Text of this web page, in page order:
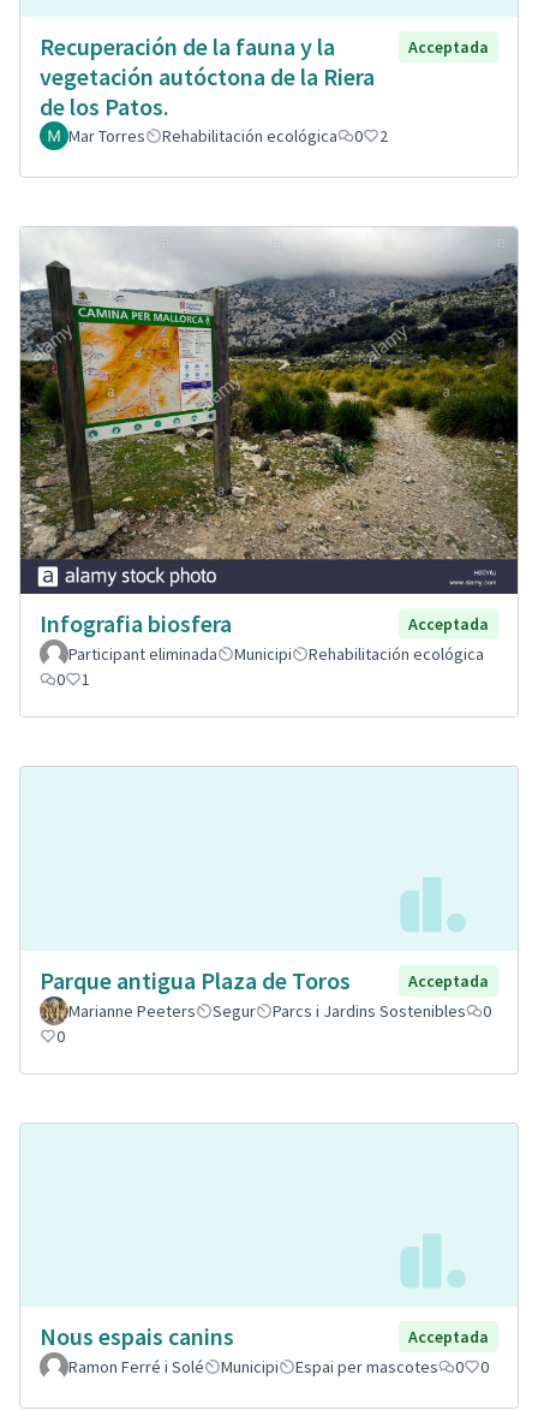
Recuperación de la fauna y la
vegetación autóctona de la Riera
de los Patos.
Acceptada
Mar Torres Rehabilitación ecológica 0 2
Infografia biosfera
Acceptada
Participant eliminada
Municipi
Rehabilitación ecológica
0
1
Parque antigua Plaza de Toros
Acceptada
Marianne Peeters
Segur Parcs i Jardins Sostenibles
0
0
Nous espais canins
Acceptada
Ramon Ferré i Solé
Municipi Espai per mascotes 0 0